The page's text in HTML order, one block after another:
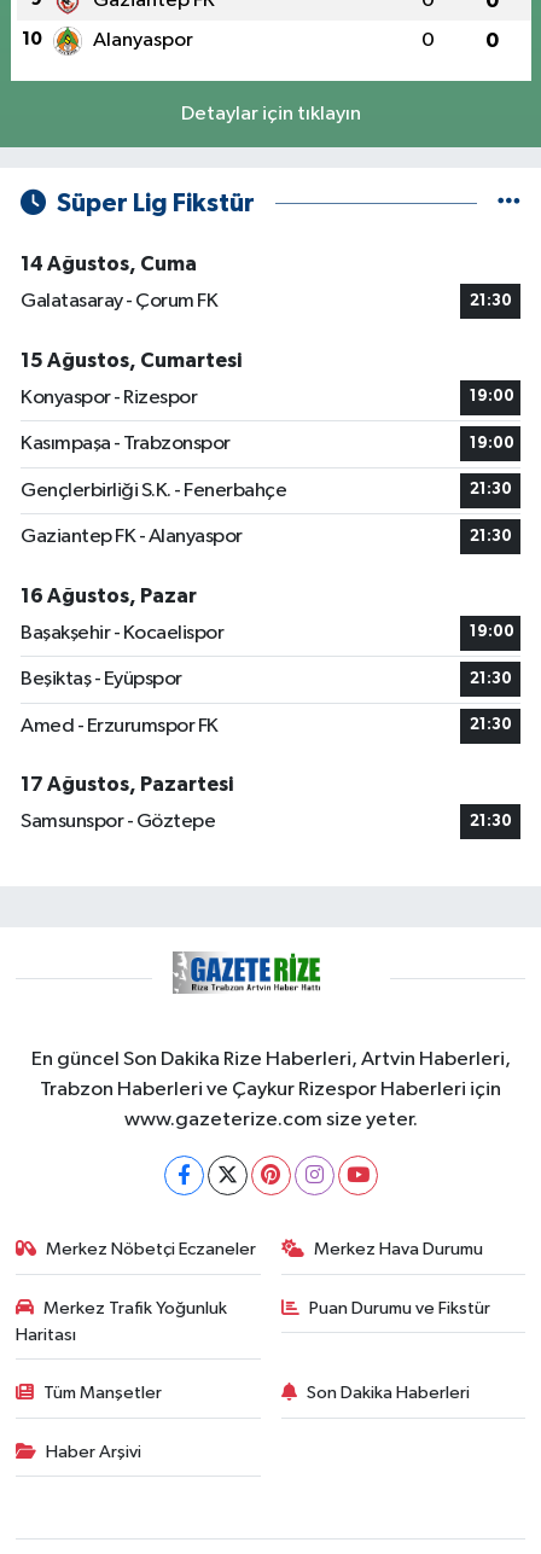
10 Alanyaspor 0 0
Detaylar için tıklayın
Süper Lig Fikstür
14 Ağustos, Cuma
Galatasaray - Çorum FK
21:30
15 Ağustos, Cumartesi
Konyaspor - Rizespor
19:00
Kasımpaşa - Trabzonspor 19:00
Gençlerbirliği S.K. - Fenerbahçe 21:30
Gaziantep FK - Alanyaspor 21:30
16 Ağustos, Pazar
Başakşehir - Kocaelispor
19:00
Beşiktaş - Eyüpspor 21:30
Amed - Erzurumspor FK 21:30
17 Ağustos, Pazartesi
Samsunspor - Göztepe
21:30
En güncel Son Dakika Rize Haberleri, Artvin Haberleri,
Trabzon Haberleri ve Çaykur Rizespor Haberleri için
www.gazeterize.com size yeter.
Merkez Nöbetçi Eczaneler Merkez Hava Durumu
Merkez Trafik Yoğunluk
Haritası
Puan Durumu ve Fikstür
Tüm Manşetler Son Dakika Haberleri
Haber Arşivi